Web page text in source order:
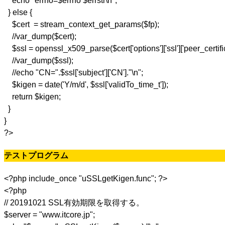
} else {
$cert = stream_context_get_params($fp);
//var_dump($cert);
$ssl =
//var_dump($ssl);
//echo "CN=".$ssl['subject']['CN']."\n";
$kigen = date('Y/m/d', $ssl['validTo_time_t']);
return $kigen;
}
}
?>
テストプログラム
<?php include_once "uSSLgetKigen.func"; ?>
<?php
// 20191021 SSL有効期限を取得する。
$server = "www.itcore.jp";